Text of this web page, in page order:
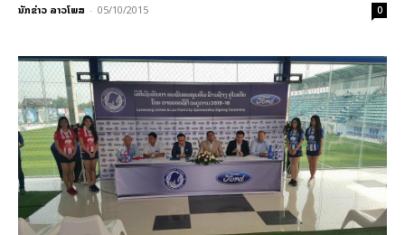
ນັກຂ່າວ ລາວໂພສ - 05/10/2015 0